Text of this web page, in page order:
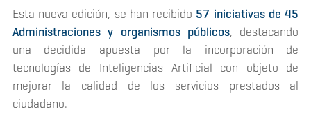
Esta nueva edición, se han recibido 57 iniciativas de 45
Administraciones y organismos públicos, destacando
una decidida apuesta por la incorporación de
tecnologías de Inteligencias Artificial con objeto de
mejorar la calidad de los servicios prestados al
ciudadano.